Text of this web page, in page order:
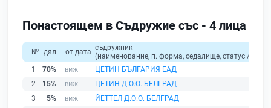
Понастоящем в Съдружие със - 4 лица
№ дял от дата съдружник
(наименование, п. форма, седалище, статус /
1
70%
ЦЕТИН БЪЛГАРИЯ ЕАД
2
15%
ЦЕТИН Д.О.О. БЕЛГРАД
3
5%
ЙЕТТЕЛ Д.О.О. БЕЛГРАД